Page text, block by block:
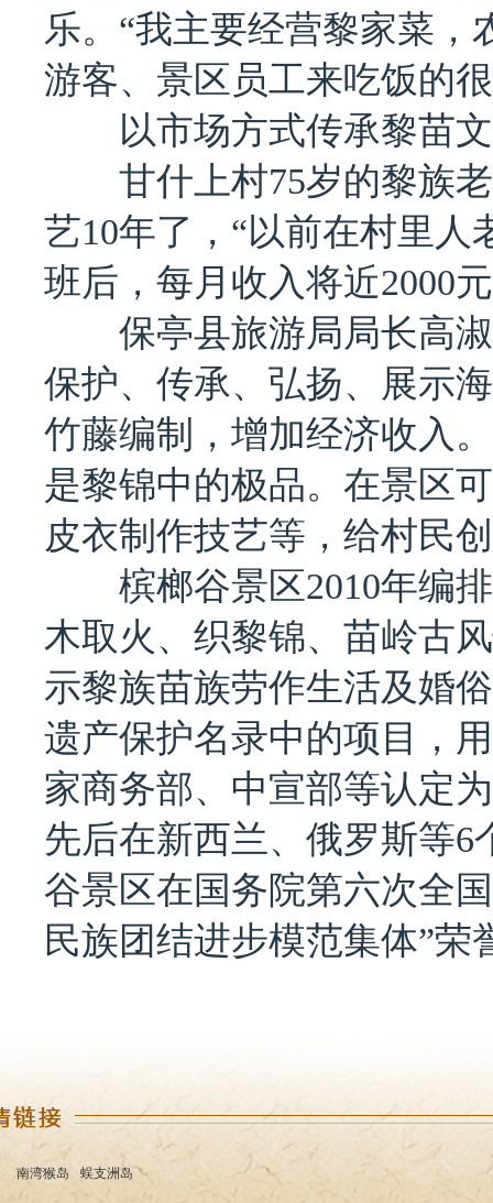
乐。“我主要经营黎家菜
游客、景区员工来吃饭的
以市场方式传承黎苗
甘什上村75岁的黎族老
艺10年了，“以前在村里
班后，每月收入将近2000
保亭县旅游局局长高淑
保护、传承、弘扬、展示
竹藤编制，增加经济收入
是黎锦中的极品。在景区
皮衣制作技艺等，给村民
槟榔谷景区2010年编排
木取火、织黎锦、苗岭古
示黎族苗族劳作生活及婚
遗产保护名录中的项目，
家商务部、中宣部等认定
先后在新西兰、俄罗斯等6
谷景区在国务院第六次全
民族团结进步模范集体”荣
南湾猴岛 蜈支洲岛